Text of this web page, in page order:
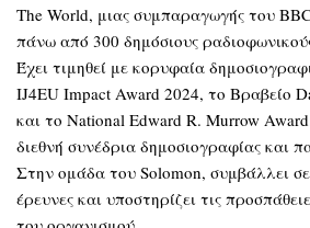
The World, μιας συμπαραγωγής του
πάνω από 300 δημόσιους
Έχει τιμηθεί με κορυφαία
IJ4EU Impact Award 2024, το Βραβείο
και το National Edward R. Murrow
διεθνή συνέδρια δημοσιογραφίας και
Στην ομάδα του Solomon, συμβάλλει
έρευνες και υποστηρίζει τις